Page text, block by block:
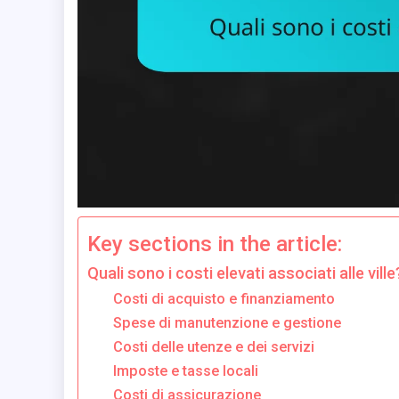
Key sections in the article:
Quali sono i costi elevati associati alle
Costi di acquisto e finanziamento
Spese di manutenzione e gestione
Costi delle utenze e dei servizi
Imposte e tasse locali
Costi di assicurazione